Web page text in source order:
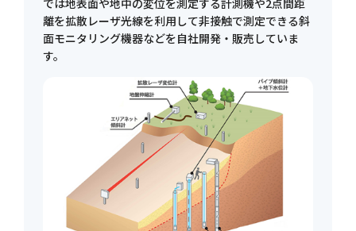
離を拡散レーザ光線を利用して非接触で測定できる斜
面モニタリング機器などを自社開発・販売していま
す。